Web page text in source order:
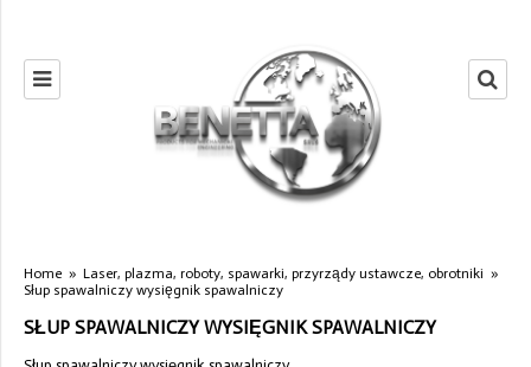
Home » Laser, plazma, roboty, spawarki, przyrządy ustawcze, obrotniki »
Słup spawalniczy wysięgnik spawalniczy
SŁUP SPAWALNICZY WYSIĘGNIK SPAWALNICZY